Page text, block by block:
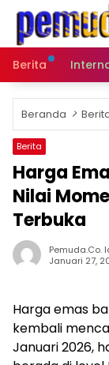
Langsung
konten
Berita
Beranda
Berita
Harga
Nilai
Terbuka
Pemuda.co.
Januari 27,
Harga emas
kembali
Januari 2026,